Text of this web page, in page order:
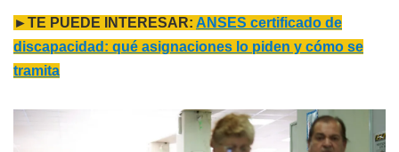
►TE PUEDE INTERESAR: ANSES certificado de
discapacidad: qué asignaciones lo piden y cómo se
tramita